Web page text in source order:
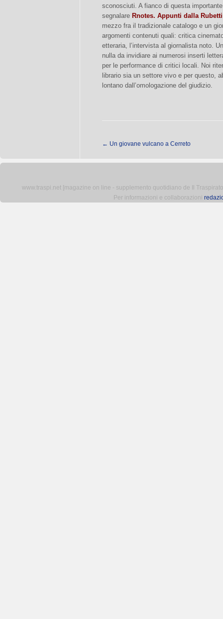
sconosciuti. A fianco di questa
segnalare Rnotes. Appunti dalla
mezzo fra il tradizionale catalogo e un
argomenti contenuti quali: critica
etteraria, l’intervista al giornalista noto.
nulla da invidiare ai numerosi inserti
per le performance di critici locali. Noi
librario sia un settore vivo e per questo,
lontano dall’omologazione del giudizio.
← Un giovane vulcano a Cerreto
www.traspi.net [magazine on line - supplemento quotidiano de Il
Per informazioni e collaborazioni